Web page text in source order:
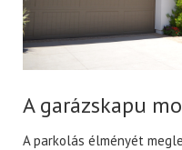
A garázskapu
A parkolás élményét